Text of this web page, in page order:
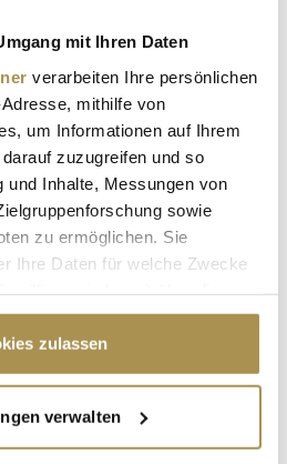
mit Ihren Daten
verarbeiten Ihre persönlichen
mithilfe von
um Informationen auf Ihrem
zuzugreifen und so
und Inhalte, Messungen von
sowie
zu ermöglichen. Sie
Ihre Daten für welche Zwecke
Klicken auf das Privacy
widerrufen
Ihre geografische Lage
auf einige Meter genau sein
zulassen
verwalten